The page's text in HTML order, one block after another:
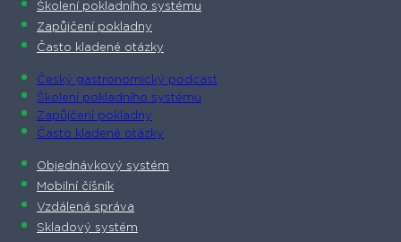
Školení pokladního systému
Zapůjčení pokladny
Často kladené otázky
Český gastronomický podcast​
Školení pokladního systému
Zapůjčení pokladny
Často kladené otázky
Objednávkový systém
Mobilní číšník
Vzdálená správa
Skladový systém